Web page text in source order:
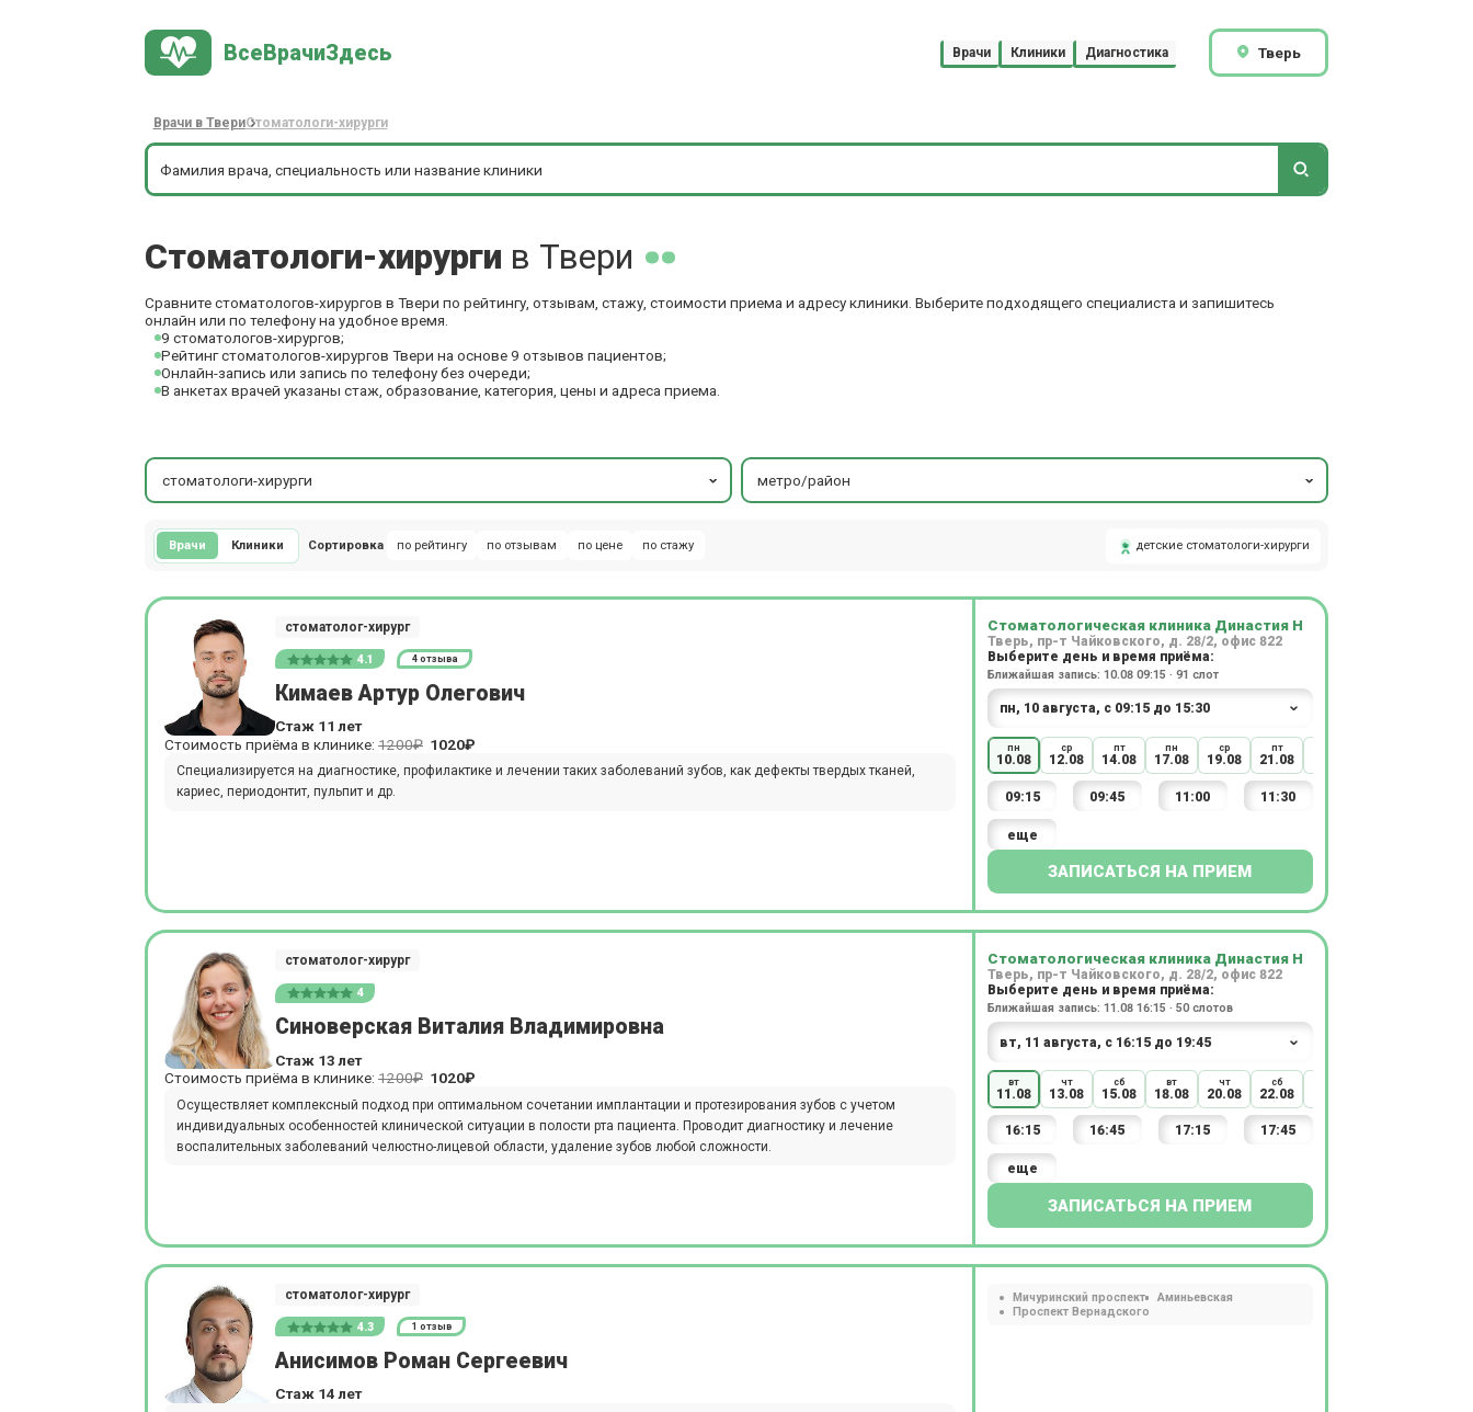
ВсеВрачиЗдесь Врачи Клиники Диагностика Тверь
Врачи в ТвериСтоматологи-хирурги
Стоматологи-хирурги в Твери
Сравните стоматологов-хирургов в Твери по рейтингу, отзывам, стажу, стоимости приема и адресу клиники. Выберите подходящего специалиста и запишитесь
онлайн или по телефону на удобное время.
9 стоматологов-хирургов;
Рейтинг стоматологов-хирургов Твери на основе 9 отзывов пациентов;
Онлайн-запись или запись по телефону без очереди;
В анкетах врачей указаны стаж, образование, категория, цены и адреса приема.
стоматологи-хирурги метро/район
Врачи Клиники Сортировка по рейтингу по отзывам по цене по стажу детские стоматологи-хирурги
стоматолог-хирург
4.1 4 отзыва
Кимаев Артур Олегович
Стаж 11 лет
Стоимость приёма в клинике: 1200₽ 1020₽
Специализируется на диагностике, профилактике и лечении таких заболеваний зубов, как дефекты твердых тканей,
кариес, периодонтит, пульпит и др.
Стоматологическая клиника Династия Н
Тверь, пр-т Чайковского, д. 28/2, офис 822
Выберите день и время приёма:
Ближайшая запись: 10.08 09:15 · 91 слот
пн
10.08
ср
12.08
пт
14.08
пн
17.08
ср
19.08
пт
21.08
09:15 09:45 11:00 11:30
еще
ЗАПИСАТЬСЯ НА ПРИЕМ
стоматолог-хирург
4
Синоверская Виталия Владимировна
Стаж 13 лет
Стоимость приёма в клинике: 1200₽ 1020₽
Осуществляет комплексный подход при оптимальном сочетании имплантации и протезирования зубов с учетом
индивидуальных особенностей клинической ситуации в полости рта пациента. Проводит диагностику и лечение
воспалительных заболеваний челюстно-лицевой области, удаление зубов любой сложности.
Стоматологическая клиника Династия Н
Тверь, пр-т Чайковского, д. 28/2, офис 822
Выберите день и время приёма:
Ближайшая запись: 11.08 16:15 · 50 слотов
вт
11.08
чт
13.08
сб
15.08
вт
18.08
чт
20.08
сб
22.08
16:15 16:45 17:15 17:45
еще
ЗАПИСАТЬСЯ НА ПРИЕМ
стоматолог-хирург
4.3 1 отзыв
Анисимов Роман Сергеевич
Стаж 14 лет
Мичуринский проспект
Аминьевская
Проспект Вернадского